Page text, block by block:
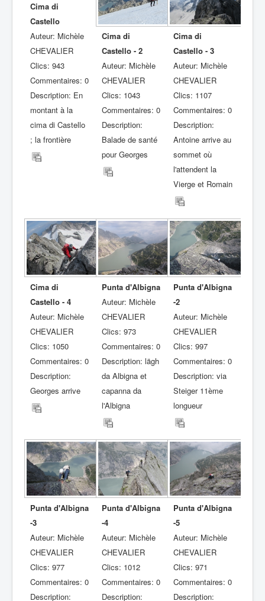
Cima di
Castello
Auteur: Michèle
CHEVALIER
Clics: 943
Commentaires: 0
Description: En
montant à la
cima di Castello
; la frontière
Cima di
Castello - 2
Auteur: Michèle
CHEVALIER
Clics: 1043
Commentaires: 0
Description:
Balade de santé
pour Georges
Cima di
Castello - 3
Auteur: Michèle
CHEVALIER
Clics: 1107
Commentaires: 0
Description:
Antoine arrive au
sommet où
l'attendent la
Vierge et Romain
Cima di
Castello - 4
Auteur: Michèle
CHEVALIER
Clics: 1050
Commentaires: 0
Description:
Georges arrive
Punta d'Albigna
Auteur: Michèle
CHEVALIER
Clics: 973
Commentaires: 0
Description: lägh
da Albigna et
capanna da
l'Albigna
Punta d'Albigna
-2
Auteur: Michèle
CHEVALIER
Clics: 997
Commentaires: 0
Description: via
Steiger 11ème
longueur
Punta d'Albigna
-3
Auteur: Michèle
CHEVALIER
Clics: 977
Commentaires: 0
Description:
Punta d'Albigna
-4
Auteur: Michèle
CHEVALIER
Clics: 1012
Commentaires: 0
Description:
Punta d'Albigna
-5
Auteur: Michèle
CHEVALIER
Clics: 971
Commentaires: 0
Description: